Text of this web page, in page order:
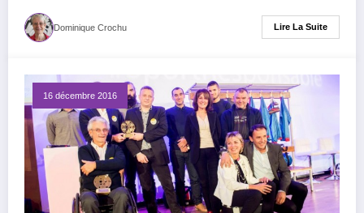
Dominique Crochu Lire La Suite
16 décembre 2016